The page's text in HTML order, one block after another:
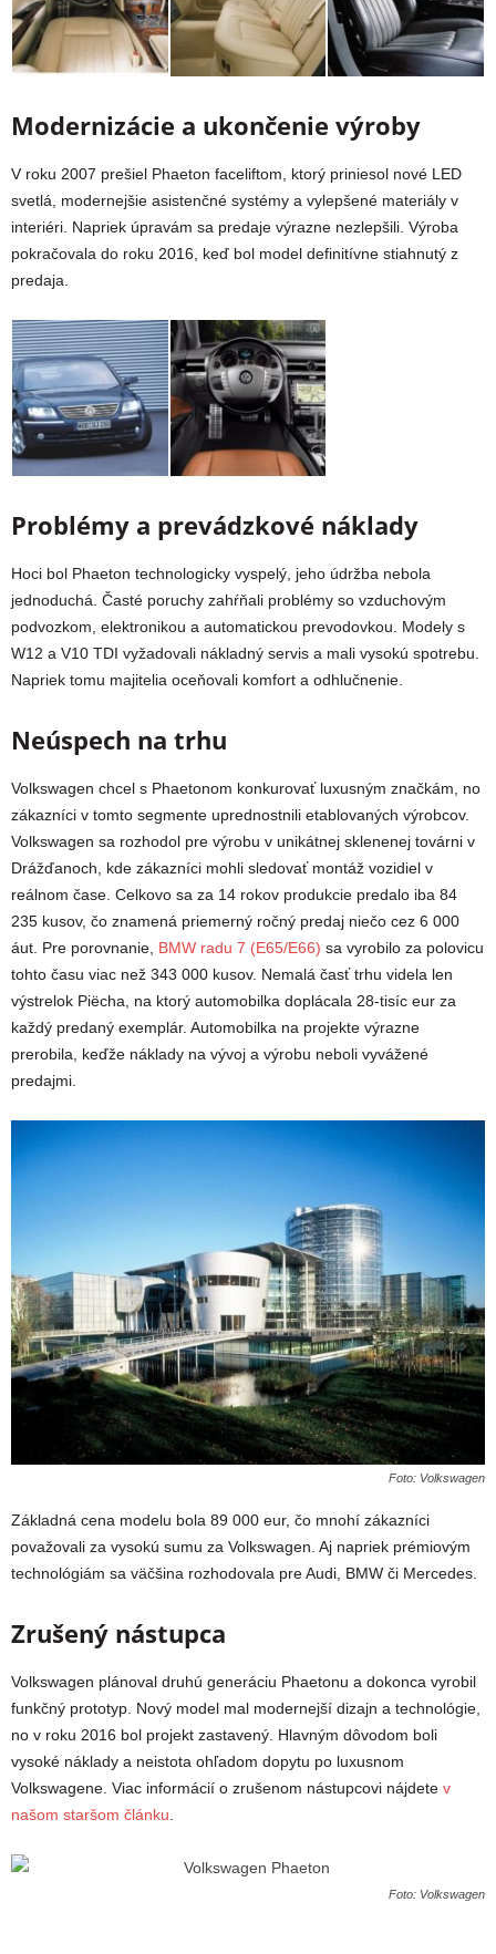
Modernizácie a ukončenie výroby
V roku 2007 prešiel Phaeton faceliftom, ktorý priniesol nové LED
svetlá, modernejšie asistenčné systémy a vylepšené materiály v
interiéri. Napriek úpravám sa predaje výrazne nezlepšili. Výroba
pokračovala do roku 2016, keď bol model definitívne stiahnutý z
predaja.
Problémy a prevádzkové náklady
Hoci bol Phaeton technologicky vyspelý, jeho údržba nebola
jednoduchá. Časté poruchy zahŕňali problémy so vzduchovým
podvozkom, elektronikou a automatickou prevodovkou. Modely s
W12 a V10 TDI vyžadovali nákladný servis a mali vysokú spotrebu.
Napriek tomu majitelia oceňovali komfort a odhlučnenie.
Neúspech na trhu
Volkswagen chcel s Phaetonom konkurovať luxusným značkám, no
zákazníci v tomto segmente uprednostnili etablovaných výrobcov.
Volkswagen sa rozhodol pre výrobu v unikátnej sklenenej továrni v
Drážďanoch, kde zákazníci mohli sledovať montáž vozidiel v
reálnom čase. Celkovo sa za 14 rokov produkcie predalo iba 84
235 kusov, čo znamená priemerný ročný predaj niečo cez 6 000
áut. Pre porovnanie, BMW radu 7 (E65/E66) sa vyrobilo za polovicu
tohto času viac než 343 000 kusov. Nemalá časť trhu videla len
výstrelok Piëcha, na ktorý automobilka doplácala 28-tisíc eur za
každý predaný exemplár. Automobilka na projekte výrazne
prerobila, keďže náklady na vývoj a výrobu neboli vyvážené
predajmi.
Foto: Volkswagen
Základná cena modelu bola 89 000 eur, čo mnohí zákazníci
považovali za vysokú sumu za Volkswagen. Aj napriek prémiovým
technológiám sa väčšina rozhodovala pre Audi, BMW či Mercedes.
Zrušený nástupca
Volkswagen plánoval druhú generáciu Phaetonu a dokonca vyrobil
funkčný prototyp. Nový model mal modernejší dizajn a technológie,
no v roku 2016 bol projekt zastavený. Hlavným dôvodom boli
vysoké náklady a neistota ohľadom dopytu po luxusnom
Volkswagene. Viac informácií o zrušenom nástupcovi nájdete v
našom staršom článku
Foto: Volkswagen